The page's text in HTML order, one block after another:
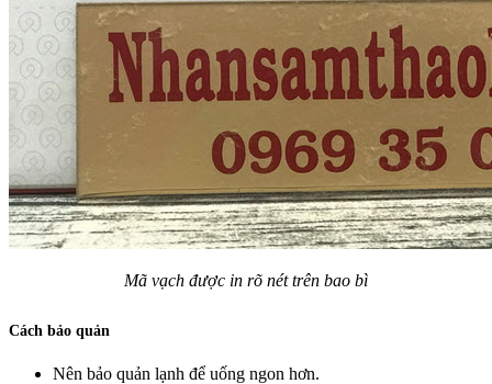
Mã vạch được in rõ nét trên bao bì
Cách bảo quản
Nên bảo quản lạnh để uống ngon hơn.